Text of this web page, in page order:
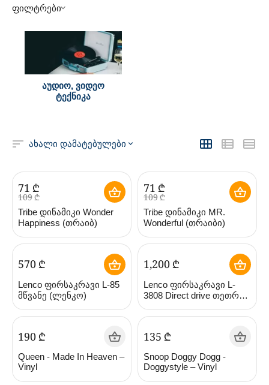
ფილტრები
აუდიო, ვიდეო
ტექნიკა
ახალი დამატებულები
‍71‍ ₾
‍109‍₾
Tribe დინამიკი Wonder
Happiness (თრაიბ)
‍71‍ ₾
‍109‍₾
Tribe დინამიკი MR.
Wonderful (თრაიბი)
‍570‍₾
Lenco ფირსაკრავი L-85
მწვანე (ლენკო)
1,200₾
Lenco ფირსაკრავი L-
3808 Direct drive თეთრი
‍190‍ ₾
Queen - Made In Heaven –
Vinyl
‍135‍ ₾
Snoop Doggy Dogg -
Doggystyle – Vinyl